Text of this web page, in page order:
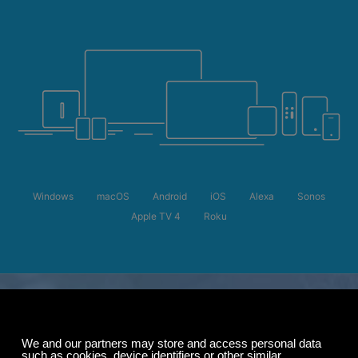
Offre d'été
réduction
Windows macOS Android iOS Alexa
Sonos
Apple TV 4
Roku